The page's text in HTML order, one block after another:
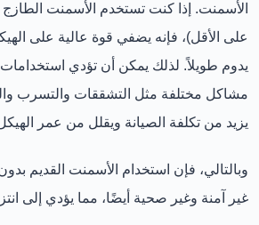
على الأقل)، فإنه يضفي قوة عالية على
يدوم طويلاً. لذلك يمكن أن تؤدي
مشاكل مختلفة مثل التشققات والتسرب
يزيد من تكلفة الصيانة ويقلل من عمر
وبالتالي، فإن استخدام الأسمنت القديم
غير آمنة وغير صحية أيضًا، مما يؤدي إلى